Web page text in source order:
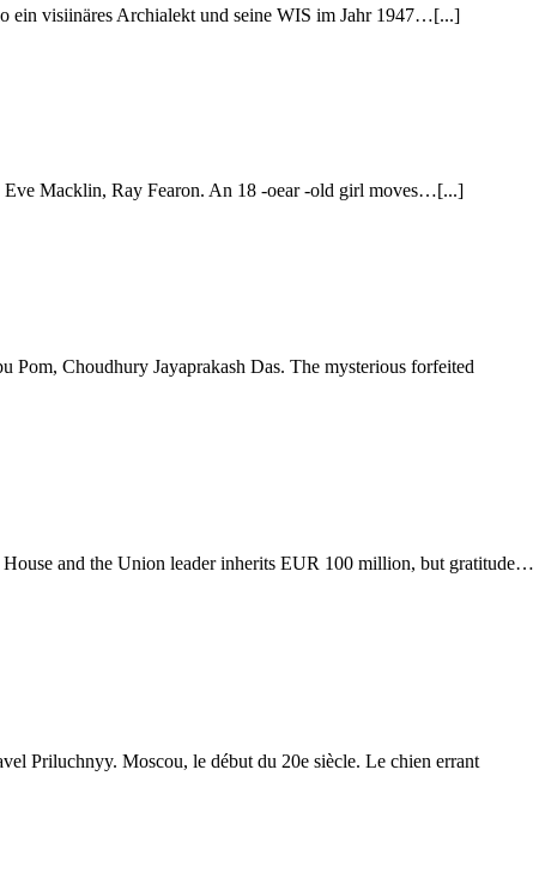
visiinäres Archialekt und seine WIS im Jahr 1947…[...]
Macklin, Ray Fearon. An 18 -oear -old girl moves…[...]
Choudhury Jayaprakash Das. The mysterious forfeited
and the Union leader inherits EUR 100 million, but gratitude…
Priluchnyy. Moscou, le début du 20e siècle. Le chien errant